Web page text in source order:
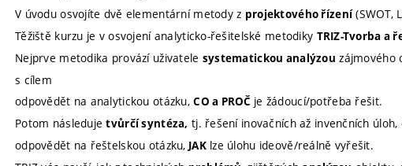
V úvodu osvojíte dvě elementární metody z projektového řízení(SWOT,
Těžiště kurzu je v osvojení analyticko-řešitelské metodiky TRIZ-Tvorba a
Nejprve metodika provází uživatele systematickou analýzou zájmového
s cílem
odpovědět na analytickou otázku,CO a PROČ je žádoucí/potřeba řešit.
Potom následujetvůrčí syntéza, tj. řešení inovačních až invenčních
odpovědět na řeštelskou otázku, JAKlze úlohu ideově/reálně vyřešit.